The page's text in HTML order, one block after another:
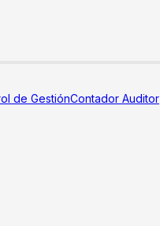
de GestiónContador Auditor